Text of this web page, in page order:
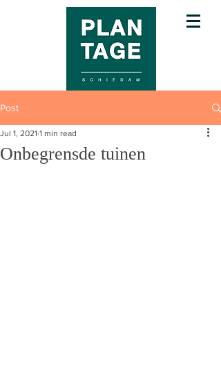
Post
Onbegrensde tuinen
Jul 1, 2021 1 min read